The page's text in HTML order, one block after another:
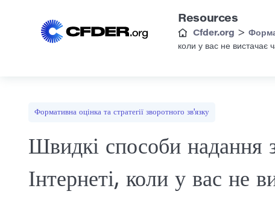
Resources
Cfder.org >
коли у вас не вистачає
Формативна оцінка та стратегії зворотного зв'язку
Швидкі способи надання
Інтернеті, коли у вас не